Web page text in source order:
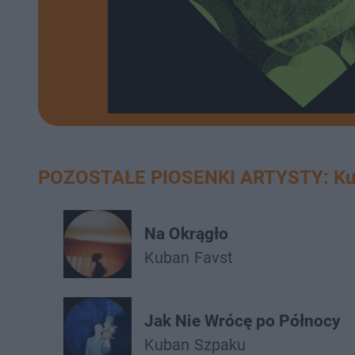
POZOSTAŁE PIOSENKI ARTYSTY:
Na Okrągło
Kuban Favst
Jak Nie Wrócę po Północy
Kuban Szpaku